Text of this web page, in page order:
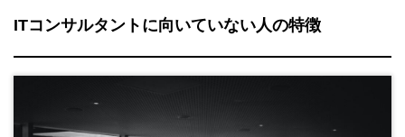
ITコンサルタントに向いていない人の特徴